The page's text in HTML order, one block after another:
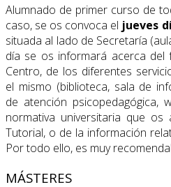
Alumnado de primer curso de
caso, se os convoca el jueves
situada al lado de Secretaría
día se os informará acerca del
Centro, de los diferentes
el mismo (biblioteca, sala de
de atención psicopedagógica,
normativa universitaria que
Tutorial, o de la información
Por todo ello, es muy
MÁSTERES